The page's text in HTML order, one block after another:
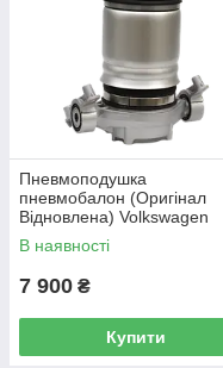
Пневмоподушка
пневмобалон (Оригінал
Відновлена) Volkswagen
Touareg (7P) (задня права)
В наявності
7 900 ₴
Купити